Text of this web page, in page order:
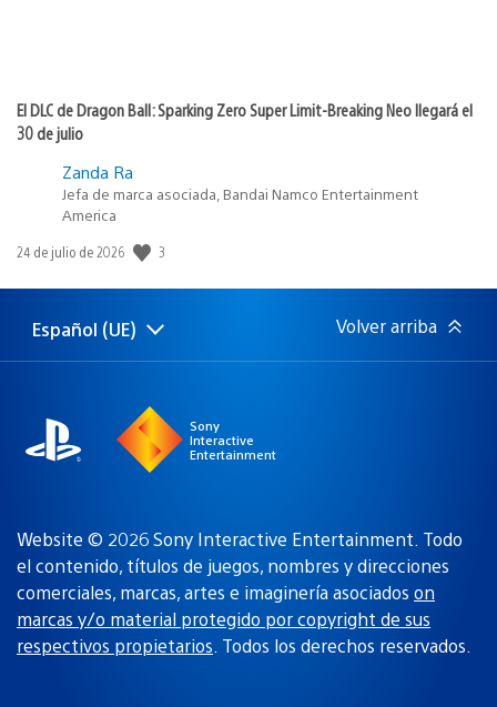
El DLC de Dragon Ball: Sparking Zero Super Limit-Breaking Neo llegará el
30 de julio
Zanda Ra
Jefa de marca asociada, Bandai Namco Entertainment
America
Fecha
publicación:
24 de julio de 2026 3
Selecciona
una
Región
actual:
Español (UE) Volver arriba
Sony
Interactive
Entertainment
Website © 2026 Sony Interactive Entertainment. Todo
el contenido, títulos de juegos, nombres y direcciones
comerciales, marcas, artes e imaginería asociados on
marcas y/o material protegido por copyright de sus
respectivos propietarios. Todos los derechos reservados.